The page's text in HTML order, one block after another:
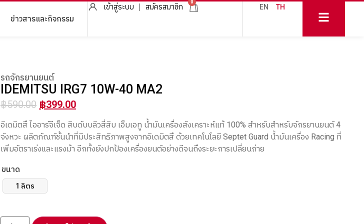
ข่าวสารและกิจกรรม
เข้าสู่ระบบ สมัครสมาชิก
0
EN TH
รถจักรยานยนต์
IDEMITSU IRG7 10W-40 MA2
฿590.00 ฿399.00
อิเดมิตสึ ไออาร์จีเจ็ด สิบดับบลิวสี่สิบ เอ็มเอทู น้ำมันเครื่องสังเคราะห์แท้ 100% สำหรับสำหรับจักรยานยนต์ 4
จังหวะ ผลิตภัณฑ์ชั้นนำที่มีประสิทธิภาพสูงจากอิเดมิตสึ ด้วยเทคโนโลยี Septet Guard น้ำมันเครื่อง Racing ที่
เพิ่มอัตราเร่งและแรงม้า อีกทั้งยังปกป้องเครื่องยนต์อย่างดีจนถึงระยะการเปลี่ยนถ่าย
ขนาด
1 ลิตร